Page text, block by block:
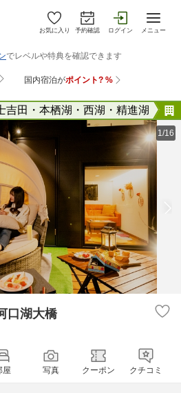
お気に入り 予約確認 ログイン メニュー
吉田・本栖湖・西湖・精進湖
1/16
口湖大橋
屋 写真 クーポン クチコミ